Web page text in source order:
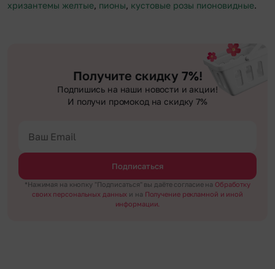
хризантемы желтые, пионы, кустовые розы пионовидные.
Получите скидку 7%!
Подпишись на наши новости и акции!
И получи промокод на скидку 7%
Подписаться
*Нажимая на кнопку "Подписаться" вы даёте согласие на Обработку
своих персональных данных и на Получение рекламной и иной
информации.